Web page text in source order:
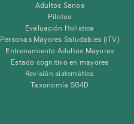
Adultos Sanos
Pilotos
Evaluación Holistica
Personas Mayores Saludables (iTV)
Entrenamiento Adultos Mayores
Estado cognitivo en mayores
Revisión sistemática
Taxonomía SG4D